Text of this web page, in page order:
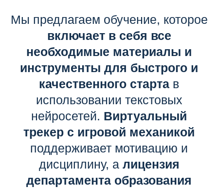
Мы предлагаем обучение, которое
включает в себя все
необходимые материалы и
инструменты для быстрого и
качественного старта в
использовании текстовых
нейросетей. Виртуальный
трекер с игровой механикой
поддерживает мотивацию и
дисциплину, а лицензия
департамента образования